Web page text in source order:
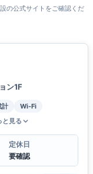
の公式サイトをご確認くだ
ン1F
計
Wi-Fi
と見る
定休日
要確認